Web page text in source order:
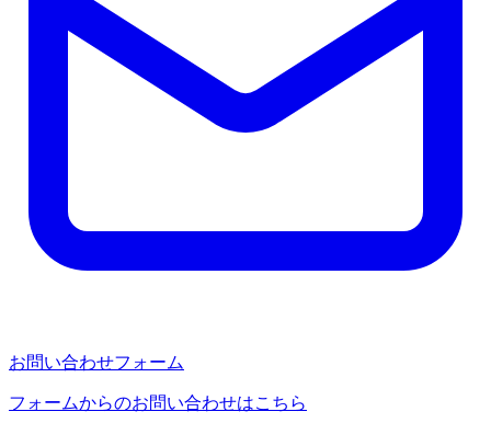
お問い合わせフォーム
フォームからのお問い合わせはこちら